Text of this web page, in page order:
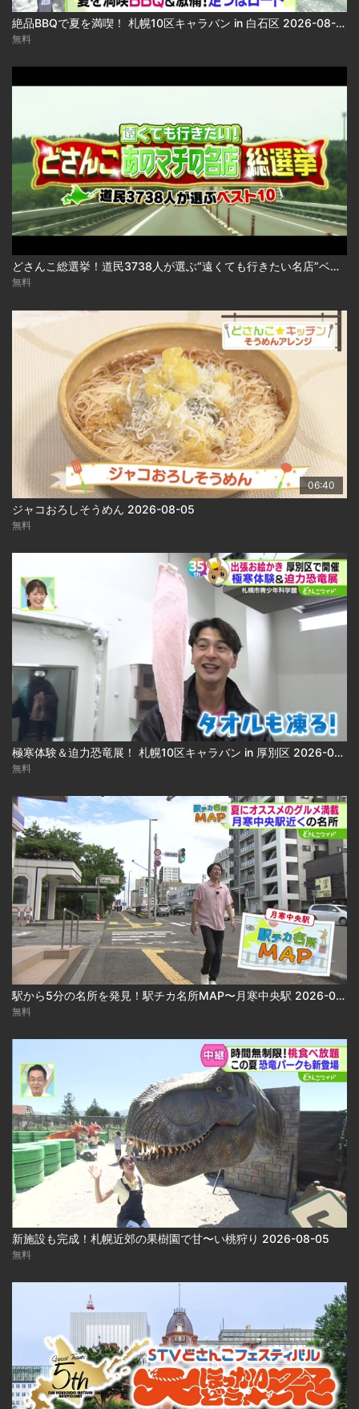
絶品BBQで夏を満喫！ 札幌10区キャラバン in 白石区 2026-08-06
無料
どさんこ総選挙！道民3738人が選ぶ“遠くても行きたい名店”ベスト10 2026-08-06
無料
06:40
ジャコおろしそうめん 2026-08-05
無料
極寒体験＆迫力恐竜展！ 札幌10区キャラバン in 厚別区 2026-08-05
無料
駅から5分の名所を発見！駅チカ名所MAP〜月寒中央駅 2026-08-05
無料
新施設も完成！札幌近郊の果樹園で甘〜い桃狩り 2026-08-05
無料